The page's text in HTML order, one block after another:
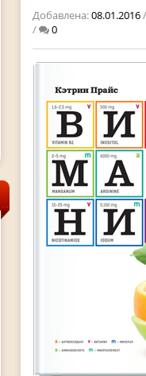
Добавлена:08.01.2016
/
0